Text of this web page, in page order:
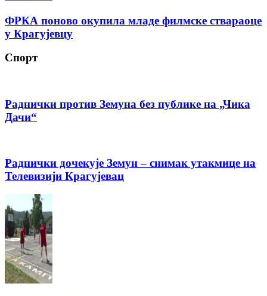
ФРКА поново окупила младе филмске ствараоце
у Крагујевцу
Спорт
Раднички против Земуна без публике на „Чика
Дачи“
Раднички дочекује Земун – снимак утакмице на
Телевизији Крагујевац